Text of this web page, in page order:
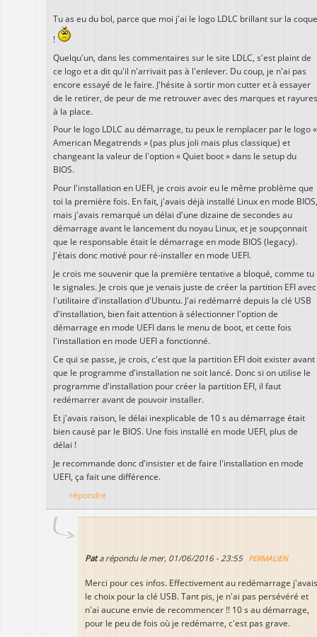
Tu as eu du bol, parce que moi j'ai le logo LDLC brillant sur la coque
!
Quelqu'un, dans les commentaires sur le site LDLC, s'est plaint de
ce logo et a dit qu'il n'arrivait pas à l'enlever. Du coup, je n'ai pas
encore essayé de le faire. J'hésite à sortir mon cutter et à essayer
de le retirer, de peur de me retrouver avec des marques et rayures
à la place.
Pour le logo LDLC au démarrage, tu peux le remplacer par le logo «
American Megatrends » (pas plus joli mais plus classique) et
changeant la valeur de l'option « Quiet boot » dans le setup du
BIOS.
Pour l'installation en UEFI, je crois avoir eu le même problème que
toi la première fois. En fait, j'avais déjà installé Linux en mode BIOS,
mais j'avais remarqué un délai d'une dizaine de secondes au
démarrage avant le lancement du noyau Linux, et je soupçonnait
que le responsable était le démarrage en mode BIOS (legacy).
J'étais donc motivé pour ré-installer en mode UEFI.
Je crois me souvenir que la première tentative a bloqué, comme tu
le signales. Je crois que je venais juste de créer la partition EFI avec
l'utilitaire d'installation d'Ubuntu. J'ai redémarré depuis la clé USB
d'installation, bien fait attention à sélectionner l'option de
démarrage en mode UEFI dans le menu de boot, et cette fois
l'installation en mode UEFI a fonctionné.
Ce qui se passe, je crois, c'est que la partition EFI doit exister avant
que le programme d'installation ne soit lancé. Donc si on utilise le
programme d'installation pour créer la partition EFI, il faut
redémarrer avant de pouvoir installer.
Et j'avais raison, le délai inexplicable de 10 s au démarrage était
bien causé par le BIOS. Une fois installé en mode UEFI, plus de
délai !
Je recommande donc d'insister et de faire l'installation en mode
UEFI, ça fait une différence.
répondre
Pata répondu le mer, 01/06/2016 - 23:55 PERMALIEN
Merci pour ces infos. Effectivement au redémarrage j'avais
le choix pour la clé USB. Tant pis, je n'ai pas persévéré et
n'ai aucune envie de recommencer !! 10 s au démarrage,
pour le peu de fois où je redémarre, c'est pas grave.